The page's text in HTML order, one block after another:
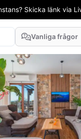
Skicka länk via
Vanliga frågor